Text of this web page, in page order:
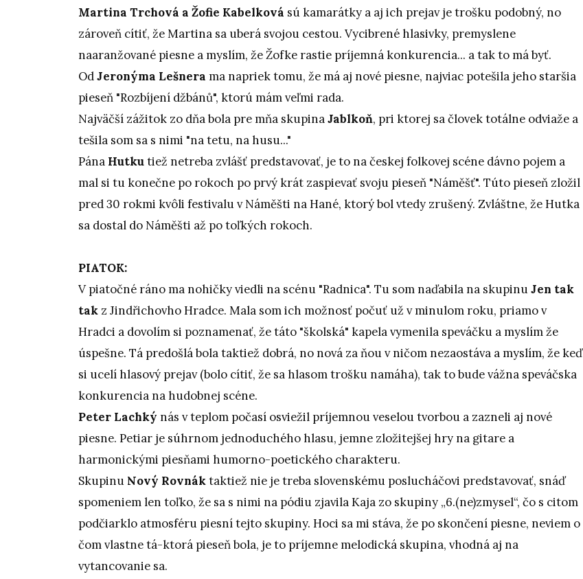
Martina Trchová a Žofie Kabelková sú kamarátky a aj ich prejav je trošku podobný, no
zároveň cítiť, že Martina sa uberá svojou cestou. Vycibrené hlasivky, premyslene
naaranžované piesne a myslím, že Žofke rastie príjemná konkurencia... a tak to má byť.
OdJeronýma Lešnera ma napriek tomu, že má aj nové piesne, najviac potešila jeho staršia
pieseň "Rozbíjení džbánů", ktorú mám veľmi rada.
Najväčší zážitok zo dňa bola pre mňa skupinaJablkoň, pri ktorej sa človek totálne odviaže a
tešila som sa s nimi "na tetu, na husu..."
Pána Hutkutiež netreba zvlášť predstavovať, je to na českej folkovej scéne dávno pojem a
mal si tu konečne po rokoch po prvý krát zaspievať svoju pieseň "Náměšť". Túto pieseň zložil
pred 30 rokmi kvôli festivalu v Náměšti na Hané, ktorý bol vtedy zrušený. Zvláštne, že Hutka
sa dostal do Náměšti až po toľkých rokoch.
PIATOK:
V piatočné ráno ma nohičky viedli na scénu "Radnica". Tu som naďabila na skupinuJen tak
tak z Jindřichovho Hradce. Mala som ich možnosť počuť už v minulom roku, priamo v
Hradci a dovolím si poznamenať, že táto "školská" kapela vymenila speváčku a myslím že
úspešne. Tá predošlá bola taktiež dobrá, no nová za ňou v ničom nezaostáva a myslím, že keď
si ucelí hlasový prejav (bolo cítiť, že sa hlasom trošku namáha), tak to bude vážna speváčska
konkurencia na hudobnej scéne.
Peter Lachký nás v teplom počasí osviežil príjemnou veselou tvorbou a zazneli aj nové
piesne. Petiar je súhrnom jednoduchého hlasu, jemne zložitejšej hry na gitare a
harmonickými piesňami humorno-poetického charakteru.
Skupinu Nový Rovnáktaktiež nie je treba slovenskému poslucháčovi predstavovať, snáď
spomeniem len toľko, že sa s nimi na pódiu zjavila Kaja zo skupiny „6.(ne)zmysel“, čo s citom
podčiarklo atmosféru piesní tejto skupiny. Hoci sa mi stáva, že po skončení piesne, neviem o
čom vlastne tá-ktorá pieseň bola, je to príjemne melodická skupina, vhodná aj na
vytancovanie sa.